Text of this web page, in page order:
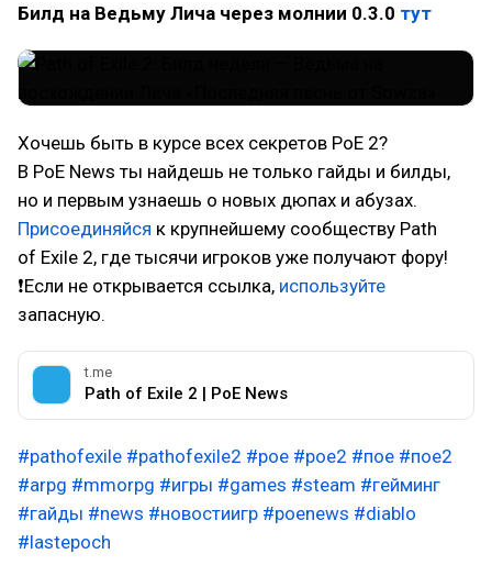
Билд на Ведьму Лича через молнии 0.3.0 тут
Хочешь быть в курсе всех секретов PoE 2?
В PoE News ты найдешь не только гайды и билды,
но и первым узнаешь о новых дюпах и абузах.
Присоединяйся к крупнейшему сообществу Path
of Exile 2, где тысячи игроков уже получают фору!
❗Если не открывается ссылка, используйте
запасную.
t.me
Path of Exile 2 | PoE News
#pathofexile #pathofexile2 #poe #poe2 #пое #пое2
#arpg #mmorpg #игры #games #steam #гейминг
#гайды #news #новостиигр #poenews #diablo
#lastepoch